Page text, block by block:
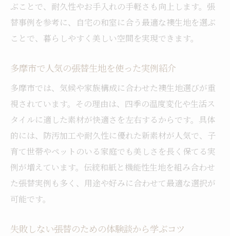
ぶことで、耐久性やお手入れの手軽さも向上します。張
替事例を参考に、自宅の和室に合う最適な襖生地を選ぶ
ことで、暮らしやすく美しい空間を実現できます。
多摩市で人気の張替生地を使った実例紹介
多摩市では、気候や家族構成に合わせた襖生地選びが重
視されています。その理由は、四季の温度変化や生活ス
タイルに適した素材が快適さを左右するからです。具体
的には、防汚加工や耐久性に優れた新素材が人気で、子
育て世帯やペットのいる家庭でも美しさを長く保てる実
例が増えています。伝統和紙と機能性生地を組み合わせ
た張替実例も多く、用途や好みに合わせて最適な選択が
可能です。
失敗しない張替のための体験談から学ぶコツ